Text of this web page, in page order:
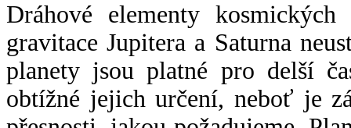
Dráhové elementy
gravitace Jupitera a Saturna
planety jsou platné pro delší
obtížné jejich určení, neboť je